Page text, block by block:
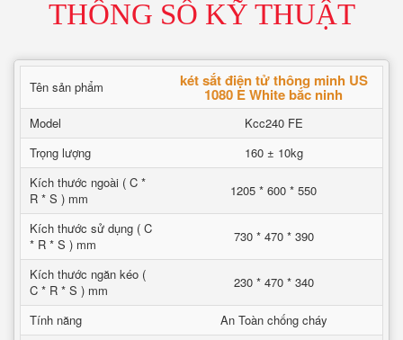
THÔNG SỐ KỸ THUẬT
Tên sản phẩm két sắt điện tử thông minh US
1080 E White bắc ninh
Model
Kcc240 FE
Trọng lượng
160 ± 10kg
Kích thước ngoài ( C *
R * S ) mm
1205 * 600 * 550
Kích thước sử dụng ( C
* R * S ) mm
730 * 470 * 390
Kích thước ngăn kéo (
C * R * S ) mm
230 * 470 * 340
Tính năng
An Toàn chống cháy